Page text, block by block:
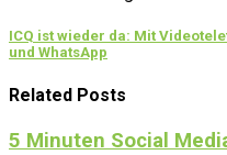
ICQ ist wieder da: Mit
und WhatsApp
Related Posts
5 Minuten Social